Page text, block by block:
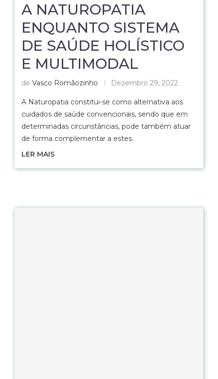
A NATUROPATIA
ENQUANTO SISTEMA
DE SAÚDE HOLÍSTICO
E MULTIMODAL
de Vasco Romãozinho Dezembro 29, 2022
A Naturopatia constitui-se como alternativa aos
cuidados de saúde convencionais, sendo que em
determinadas circunstâncias, pode também atuar
de forma complementar a estes.
LER MAIS